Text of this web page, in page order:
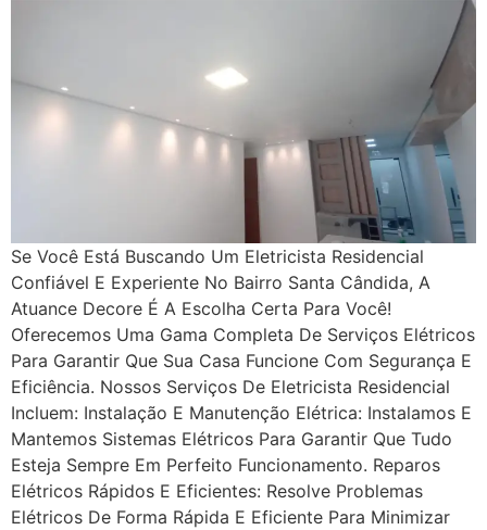
Se Você Está Buscando Um Eletricista Residencial
Confiável E Experiente No Bairro Santa Cândida, A
Atuance Decore É A Escolha Certa Para Você!
Oferecemos Uma Gama Completa De Serviços Elétricos
Para Garantir Que Sua Casa Funcione Com Segurança E
Eficiência. Nossos Serviços De Eletricista Residencial
Incluem: Instalação E Manutenção Elétrica: Instalamos E
Mantemos Sistemas Elétricos Para Garantir Que Tudo
Esteja Sempre Em Perfeito Funcionamento. Reparos
Elétricos Rápidos E Eficientes: Resolve Problemas
Elétricos De Forma Rápida E Eficiente Para Minimizar